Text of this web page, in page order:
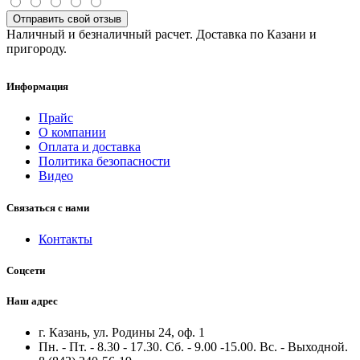
Отправить свой отзыв
Наличный и безналичный расчет. Доставка по Казани и
пригороду.
Информация
Прайс
О компании
Оплата и доставка
Политика безопасности
Видео
Связаться с нами
Контакты
Соцсети
Наш адрес
г. Казань, ул. Родины 24, оф. 1
Пн. - Пт. - 8.30 - 17.30. Сб. - 9.00 -15.00. Вс. - Выходной.